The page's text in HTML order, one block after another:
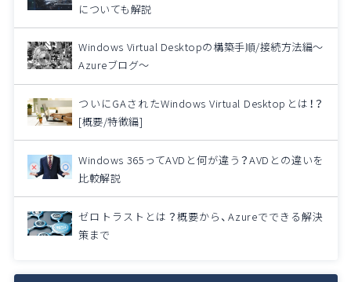
についても解説
Windows Virtual Desktopの構築手順/接続方法編～
Azureブログ～
ついにGAされたWindows Virtual Desktopとは！？
[概要/特徴編]
Windows 365ってAVDと何が違う？AVDとの違いを
比較解説
ゼロトラストとは？概要から、Azureでできる解決
策まで